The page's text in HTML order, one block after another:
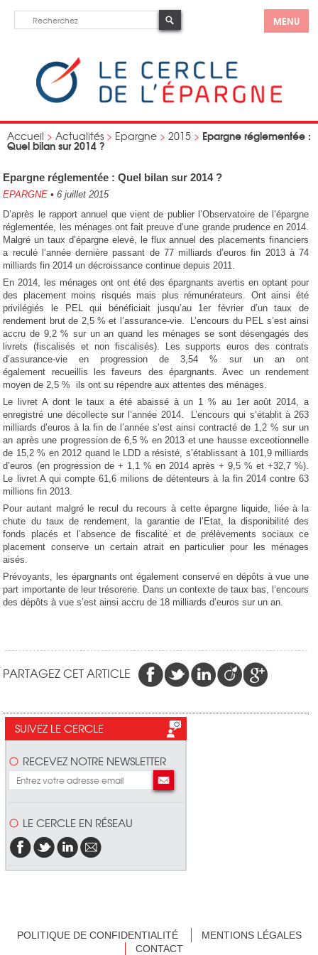
MENU
Accueil > Actualités > Epargne > 2015 > Epargne réglementée :
Quel bilan sur 2014 ?
Epargne réglementée : Quel bilan sur 2014 ?
EPARGNE • 6 juillet 2015
D’après le rapport annuel que vient de publier l’Observatoire de l’épargne
réglementée, les ménages ont fait preuve d’une grande prudence en 2014.
Malgré un taux d’épargne elevé, le flux annuel des placements financiers
a reculé l’année dernière passant de 77 milliards d’euros fin 2013 à 74
milliards fin 2014 un décroissance continue depuis 2011.
En 2014, les ménages ont ont été des épargnants avertis en optant pour
des placement moins risqués mais plus rémunérateurs. Ont ainsi été
privilégiés le PEL qui bénéficiait jusqu’au 1er février d’un taux de
rendement brut de 2,5 % et l’assurance-vie. L’encours du PEL s’est ainsi
accru de 9,2 % sur un an quand les ménages se sont désengagés des
livrets (fiscalisés et non fiscalisés). Les supports euros des contrats
d’assurance-vie en progression de 3,54 % sur un an ont
également recueillis les faveurs des épargnants. Avec un rendement
moyen de 2,5 % ils ont su répendre aux attentes des ménages.
Le livret A dont le taux a été abaissé à un 1 % au 1er août 2014, a
enregistré une décollecte sur l’année 2014. L’encours qui s’établit à 263
milliards d’euros à la fin de l’année s’est ainsi contracté de 1,2 % sur un
an après une progression de 6,5 % en 2013 et une hausse exceotionnelle
de 15,2 % en 2012 quand le LDD a résisté, s’établissant à 101,9 milliards
d’euros (en progression de + 1,1 % en 2014 après + 9,5 % et +32,7 %).
Le livret A qui compte 61,6 milions de détenteurs à la fin 2014 contre 63
millions fin 2013.
Pour autant malgré le recul du recours à cette épargne liquide, liée à la
chute du taux de rendement, la garantie de l’Etat, la disponibilité des
fonds placés et l’absence de fiscalité et de prélèvements sociaux ce
placement conserve un certain atrait en particulier pour les ménages
aisés.
Prévoyants, les épargnants ont également conservé en dépôts à vue une
part importante de leur trésorerie. Dans un contexte de taux bas, l’encours
des dépôts à vue s’est ainsi accru de 18 milliards d’euros sur un an.
PARTAGEZ CET ARTICLE
SUIVEZ LE CERCLE
RECEVEZ NOTRE NEWSLETTER
LE CERCLE EN RÉSEAU
POLITIQUE DE CONFIDENTIALITÉ
MENTIONS LÉGALES
CONTACT